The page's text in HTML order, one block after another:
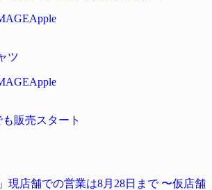
Apple
ツ
Apple
販売スタート
現店舗での営業は8月28日まで 〜仮店舗